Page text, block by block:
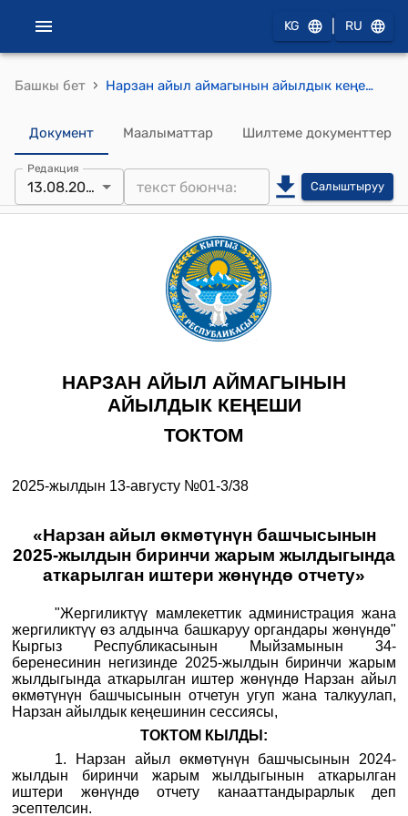
KG RU
Башкы бет › Нарзан айыл аймагынын айылдык кеңешинин 2025-жылдын 13 августундагы № 01-3/38 «Нарзан айыл өкмөтүнүн башчысынын 2025-жылдын биринчи жарым жылдыгында аткарылган иштери жөнүндө отчету» токтому
Документ Маалыматтар Шилтеме документтер
Редакция
13.08.2025 Салыштыруу